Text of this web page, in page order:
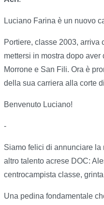
Luciano Farina è un nuovo
Portiere, classe 2003, arriva
mettersi in mostra dopo
Morrone e San Fili. Ora è
della sua carriera alla corte
Benvenuto Luciano!
-
Siamo felici di annunciare la
altro talento acrese DOC:
centrocampista classe,
Una pedina fondamentale